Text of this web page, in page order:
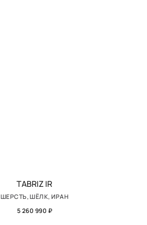
TABRIZ IR
ШЕРСТЬ, ШЁЛК, ИРАН
5 260 990 ₽